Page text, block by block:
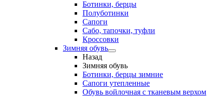
Ботинки, берцы
Полуботинки
Сапоги
Сабо, тапочки, туфли
Кроссовки
Зимняя обувь
Назад
Зимняя обувь
Ботинки, берцы зимние
Сапоги утепленные
Обувь войлочная с тканевым верхом